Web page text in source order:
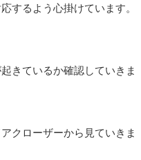
するよう心掛けています。
きているか確認していきま
クローザーから見ていきま